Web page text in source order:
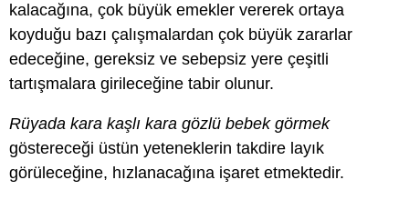
kalacağına, çok büyük emekler vererek ortaya
koyduğu bazı çalışmalardan çok büyük zararlar
edeceğine, gereksiz ve sebepsiz yere çeşitli
tartışmalara girileceğine tabir olunur.
Rüyada kara kaşlı kara gözlü bebek görmek
göstereceği üstün yeteneklerin takdire layık
görüleceğine, hızlanacağına işaret etmektedir.